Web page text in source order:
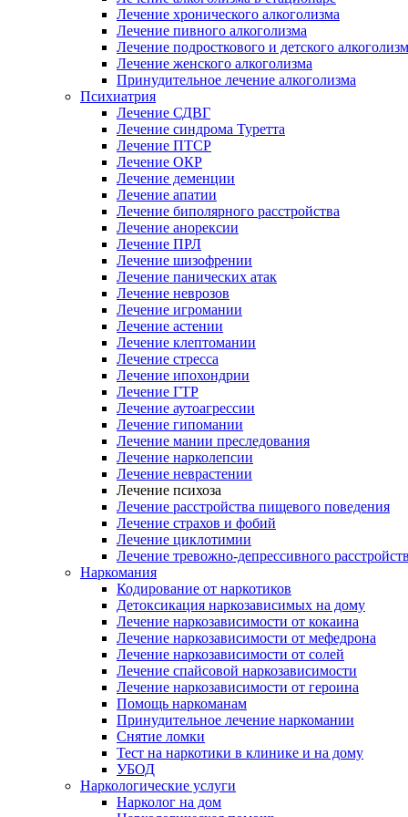
Лечение хронического алкоголизма
Лечение пивного алкоголизма
Лечение подросткового и детского
Лечение женского алкоголизма
Принудительное лечение алкоголизма
Психиатрия
Лечение СДВГ
Лечение синдрома Туретта
Лечение ПТСР
Лечение ОКР
Лечение деменции
Лечение апатии
Лечение биполярного расстройства
Лечение анорексии
Лечение ПРЛ
Лечение шизофрении
Лечение панических атак
Лечение неврозов
Лечение игромании
Лечение астении
Лечение клептомании
Лечение стресса
Лечение ипохондрии
Лечение ГТР
Лечение аутоагрессии
Лечение гипомании
Лечение мании преследования
Лечение нарколепсии
Лечение неврастении
Лечение психоза
Лечение расстройства пищевого поведения
Лечение страхов и фобий
Лечение циклотимии
Лечение тревожно-депрессивного
Наркомания
Кодирование от наркотиков
Детоксикация наркозависимых на дому
Лечение наркозависимости от кокаина
Лечение наркозависимости от мефедрона
Лечение наркозависимости от солей
Лечение спайсовой наркозависимости
Лечение наркозависимости от героина
Помощь наркоманам
Принудительное лечение наркомании
Снятие ломки
Тест на наркотики в клинике и на дому
УБОД
Наркологические услуги
Нарколог на дом